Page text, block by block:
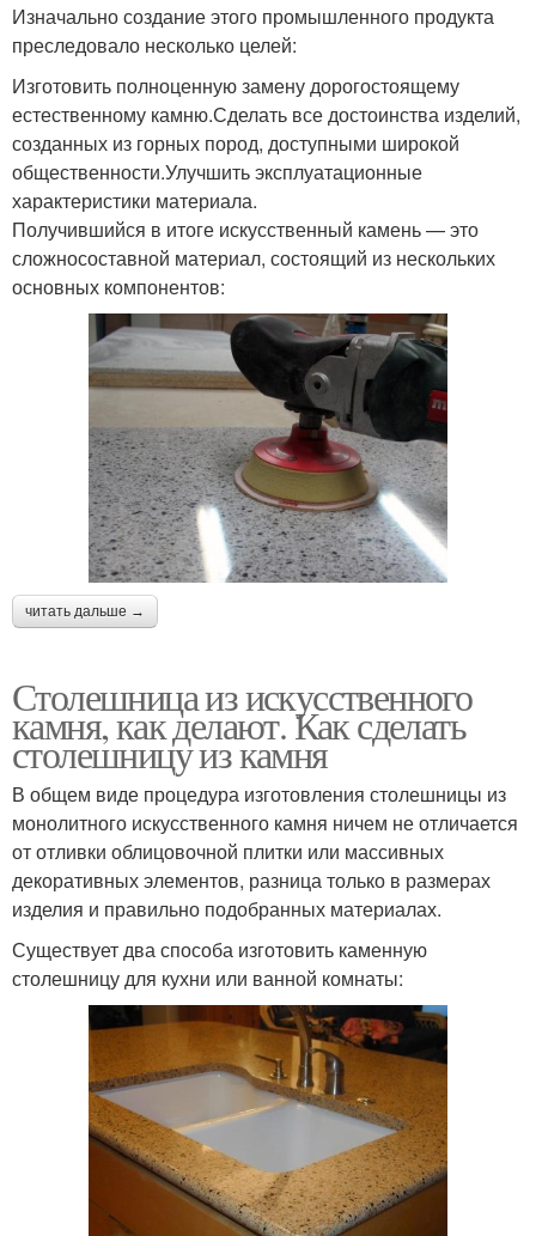
комнаты
раковину
Камень для
столешницы
Столешница под
умывальник
Изначально создание этого промышленного продукта
преследовало несколько целей:
Изготовить полноценную замену дорогостоящему
естественному камню.Сделать все достоинства изделий,
созданных из горных пород, доступными широкой
общественности.Улучшить эксплуатационные
характеристики материала.
Получившийся в итоге искусственный камень — это
сложносоставной материал, состоящий из нескольких
основных компонентов:
читать дальше →
Столешница из искусственного
камня, как делают. Как сделать
столешницу из камня
В общем виде процедура изготовления столешницы из
монолитного искусственного камня ничем не отличается
от отливки облицовочной плитки или массивных
декоративных элементов, разница только в размерах
изделия и правильно подобранных материалах.
Существует два способа изготовить каменную
столешницу для кухни или ванной комнаты: